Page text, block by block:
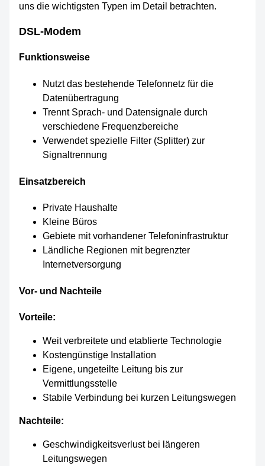
uns die wichtigsten Typen im Detail betrachten.
DSL-Modem
Funktionsweise
Nutzt das bestehende Telefonnetz für die
Datenübertragung
Trennt Sprach- und Datensignale durch
verschiedene Frequenzbereiche
Verwendet spezielle Filter (Splitter) zur
Signaltrennung
Einsatzbereich
Private Haushalte
Kleine Büros
Gebiete mit vorhandener Telefoninfrastruktur
Ländliche Regionen mit begrenzter
Internetversorgung
Vor- und Nachteile
Vorteile:
Weit verbreitete und etablierte Technologie
Kostengünstige Installation
Eigene, ungeteilte Leitung bis zur
Vermittlungsstelle
Stabile Verbindung bei kurzen Leitungswegen
Nachteile:
Geschwindigkeitsverlust bei längeren
Leitungswegen